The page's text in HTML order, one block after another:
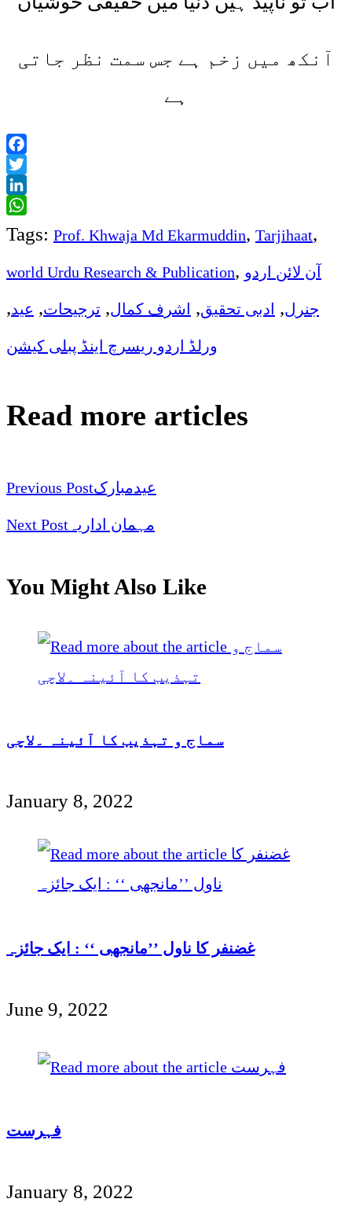
آنکھ میں زخم ہے جس سمت نظر جاتی
ہے
Facebook
Twitter
LinkedIn
WhatsApp
Tags: Prof. Khwaja Md Ekarmuddin, Tarjihaat,
world Urdu Research & Publication, آن لائن اردو
جنرل, ادبی تحقیق, اشرف کمال, ترجیحات, عید,
ورلڈ اردو ریسرچ اینڈ پبلی کیشن
Read more articles
Previous Postعیدمبارک
Next Post مہمان اداریہ
You Might Also Like
سماج و تہذیب کا آئینہ ۔لاچی
January 8, 2022
غضنفر کا ناول ’’مانجھی ‘‘ : ایک جائزہ
June 9, 2022
فہرست
January 8, 2022